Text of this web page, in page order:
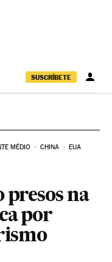
SUSCRÍBETE
MÉDIO CHINA EUA
presos na
por